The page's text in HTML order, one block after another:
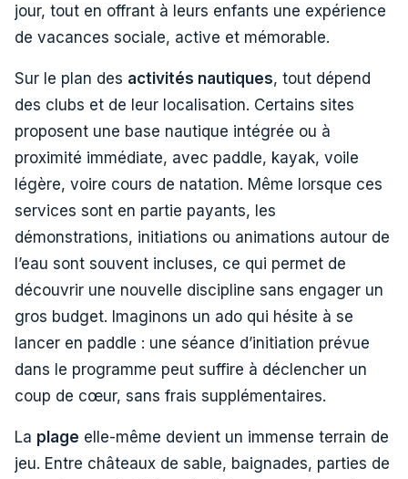
jour, tout en offrant à leurs enfants une expérience
de vacances sociale, active et mémorable.
Sur le plan des activités nautiques, tout dépend
des clubs et de leur localisation. Certains sites
proposent une base nautique intégrée ou à
proximité immédiate, avec paddle, kayak, voile
légère, voire cours de natation. Même lorsque ces
services sont en partie payants, les
démonstrations, initiations ou animations autour de
l’eau sont souvent incluses, ce qui permet de
découvrir une nouvelle discipline sans engager un
gros budget. Imaginons un ado qui hésite à se
lancer en paddle : une séance d’initiation prévue
dans le programme peut suffire à déclencher un
coup de cœur, sans frais supplémentaires.
La plage elle-même devient un immense terrain de
jeu. Entre châteaux de sable, baignades, parties de